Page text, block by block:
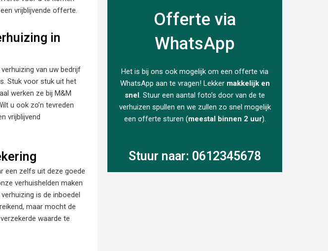
vrijblijvende offerte.
in
van uw bedrijf
Stuk voor stuk uit het
werken ze bij M&M
u ook zo’n tevreden
vrijblijvend
een zelfs uit deze goede
verhuishelden maken
is de inboedel
maar mocht de
waarde te
Offerte via
WhatsApp
Het is bij ons ook mogelijk om een offerte via
WhatsApp aan te vragen! Lekker makkelijk en
snel. Stuur een aantal foto’s door van de te
verhuizen spullen en we zullen zo snel mogelijk
een offerte sturen (meestal binnen 2 uur).
Stuur naar: 0612345678